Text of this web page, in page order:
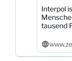
Interpol
tausend